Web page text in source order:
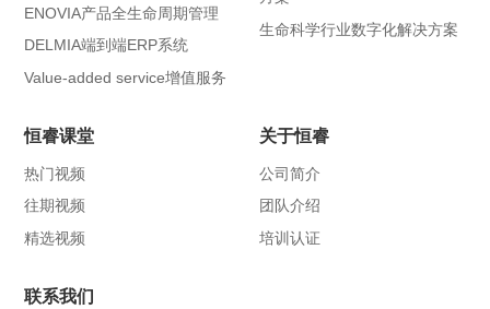
ENOVIA产品全生命周期管理
DELMIA端到端ERP系统
Value-added service增值服务
生命科学行业数字化解决方案
恒睿课堂
热门视频
往期视频
精选视频
关于恒睿
公司简介
团队介绍
培训认证
联系我们